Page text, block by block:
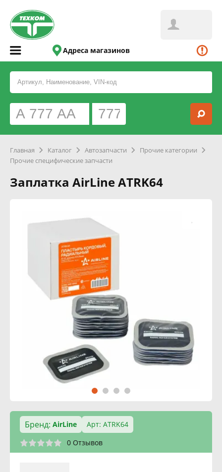
Адреса магазинов
Главная Каталог Автозапчасти
Прочие категории
Прочие специфические запчасти
Заплатка AirLine ATRK64
Бренд: AirLine
Арт: ATRK64
0 Отзывов